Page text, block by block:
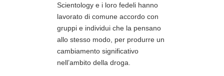
Scientology e i loro fedeli hanno
lavorato di comune accordo con
gruppi e individui che la pensano
allo stesso modo, per produrre un
cambiamento significativo
nell’ambito della droga.